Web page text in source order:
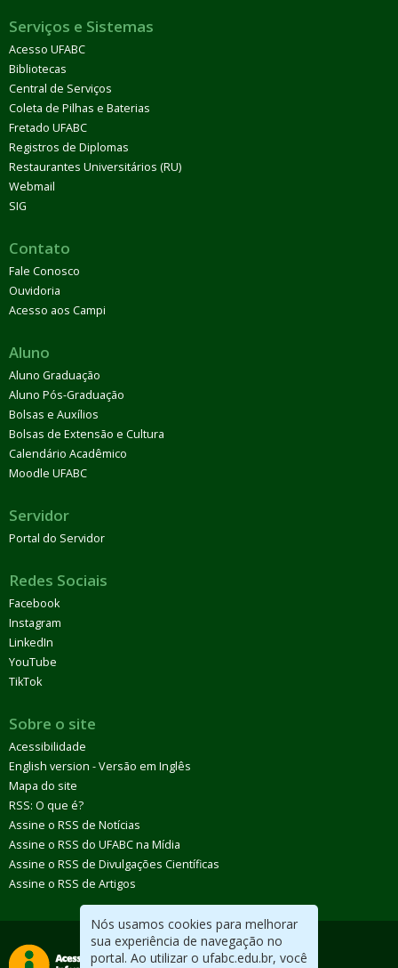
Nós usamos cookies para melhorar
sua experiência de navegação no
portal. Ao utilizar o ufabc.edu.br, você
Serviços e Sistemas
Acesso UFABC
Bibliotecas
Central de Serviços
Coleta de Pilhas e Baterias
Fretado UFABC
Registros de Diplomas
Restaurantes Universitários (RU)
Webmail
SIG
Contato
Fale Conosco
Ouvidoria
Acesso aos Campi
Aluno
Aluno Graduação
Aluno Pós-Graduação
Bolsas e Auxílios
Bolsas de Extensão e Cultura
Calendário Acadêmico
Moodle UFABC
Servidor
Portal do Servidor
Redes Sociais
Facebook
Instagram
LinkedIn
YouTube
TikTok
Sobre o site
Acessibilidade
English version - Versão em Inglês
Mapa do site
RSS: O que é?
Assine o RSS de Notícias
Assine o RSS do UFABC na Mídia
Assine o RSS de Divulgações Científicas
Assine o RSS de Artigos